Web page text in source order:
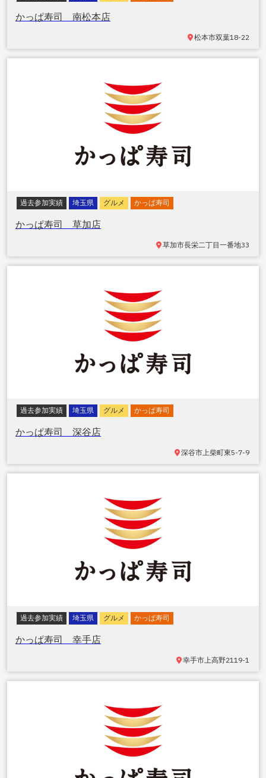
かっぱ寿司 南松本店
松本市双葉18-22
過去参加実績 埼玉県 グルメ かっぱ寿司
かっぱ寿司 草加店
草加市長栄二丁目一番地33
過去参加実績 埼玉県 グルメ かっぱ寿司
かっぱ寿司 深谷店
深谷市上柴町東5-7-9
過去参加実績 埼玉県 グルメ かっぱ寿司
かっぱ寿司 幸手店
幸手市上高野2119-1